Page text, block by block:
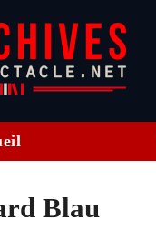
Blau